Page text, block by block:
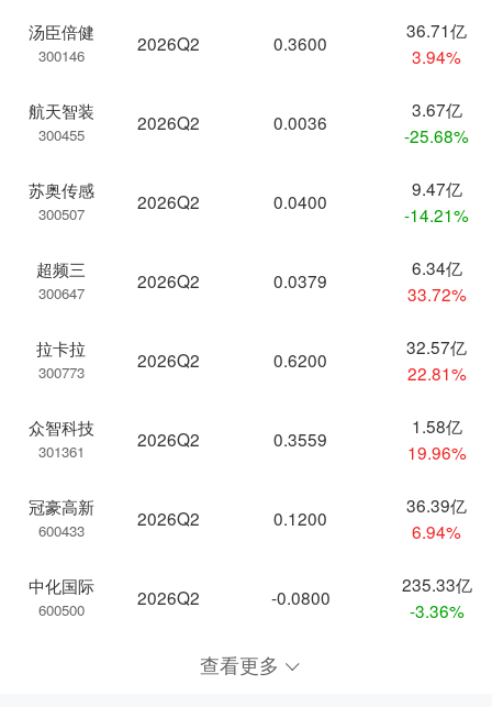
汤臣倍健
300146
2026Q2
航天智装
300455
2026Q2
苏奥传感
300507
2026Q2
超频三
300647
2026Q2
拉卡拉
300773
2026Q2
众智科技
301361
2026Q2
冠豪高新
600433
2026Q2
中化国际
600500
2026Q2
0.3600
36.71亿
3.94%
0.0036
3.67亿
-25.68%
0.0400
9.47亿
-14.21%
0.0379
6.34亿
33.72%
0.6200
32.57亿
22.81%
0.3559
1.58亿
19.96%
0.1200
36.39亿
6.94%
-0.0800
235.33亿
-3.36%
查看更多